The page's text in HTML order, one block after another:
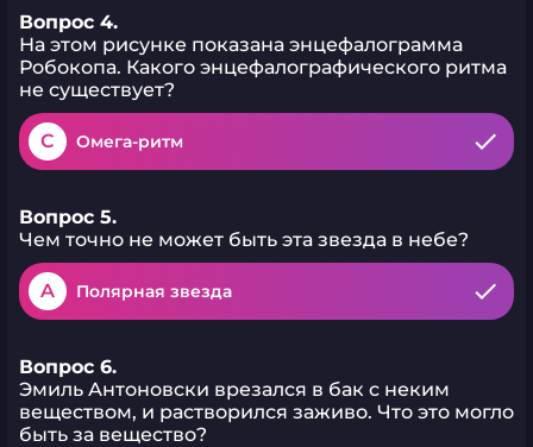
Вопрос 4.
На этом рисунке показана энцефалограмма
Робокопа. Какого энцефалографического ритма
не существует?
C Омега-ритм
Вопрос 5.
Чем точно не может быть эта звезда в небе?
A Полярная звезда
Вопрос 6.
Эмиль Антоновски врезался в бак с неким
веществом, и растворился заживо. Что это могло
быть за вещество?